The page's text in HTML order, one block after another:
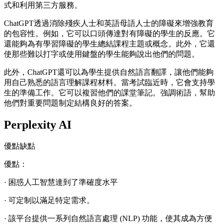
式和利用第三方服務。
ChatGPT透過消除殘疾人士和英語母語人士的障礙來增強教育
的包容性。例如，它可以口頭傳達對有障礙的學生的反應。它
還能夠為有學習障礙的學生總結課程主題或概念。此外，它還
使那些難以打字或使用鍵盤的學生能夠說出他們的問題。
此外，ChatGPT還可以為學生提供自然語言翻譯，讓他們能夠
用自己熟悉的語言理解課程材料。當考試臨近時，它會支持學
生的準備工作。它可以複習他們的課堂筆記。強調術語，幫助
他們對重要問題制定結構良好的答案。
Perplexity AI
優點缺點
優點：
· 困惑人工智慧達到了準確度水平
· 可定制以滿足特定需求。
· 該平台提供一系列自然語言處理 (NLP) 功能，使其成為方便